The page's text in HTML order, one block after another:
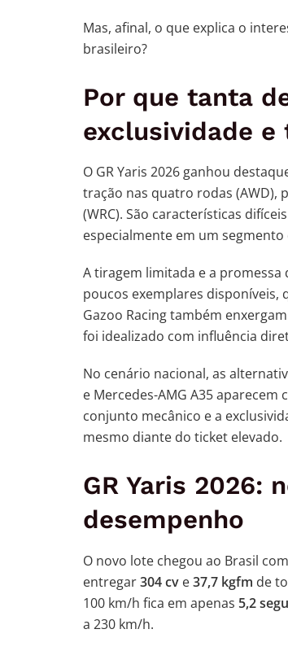
Mas, afinal, o que explica o
brasileiro?
Por que tanta
exclusividade
O GR Yaris 2026 ganhou
tração nas quatro rodas (AWD),
(WRC). São características
especialmente em um
A tiragem limitada e a
poucos exemplares disponíveis,
Gazoo Racing também
foi idealizado com influência
No cenário nacional, as
e Mercedes-AMG A35
conjunto mecânico e a
mesmo diante do ticket elevado.
GR Yaris 2026:
desempenho
O novo lote chegou ao Brasil
entregar304 cv e37,7 kgfm de
100 km/h fica em apenas 5,2
a 230 km/h.